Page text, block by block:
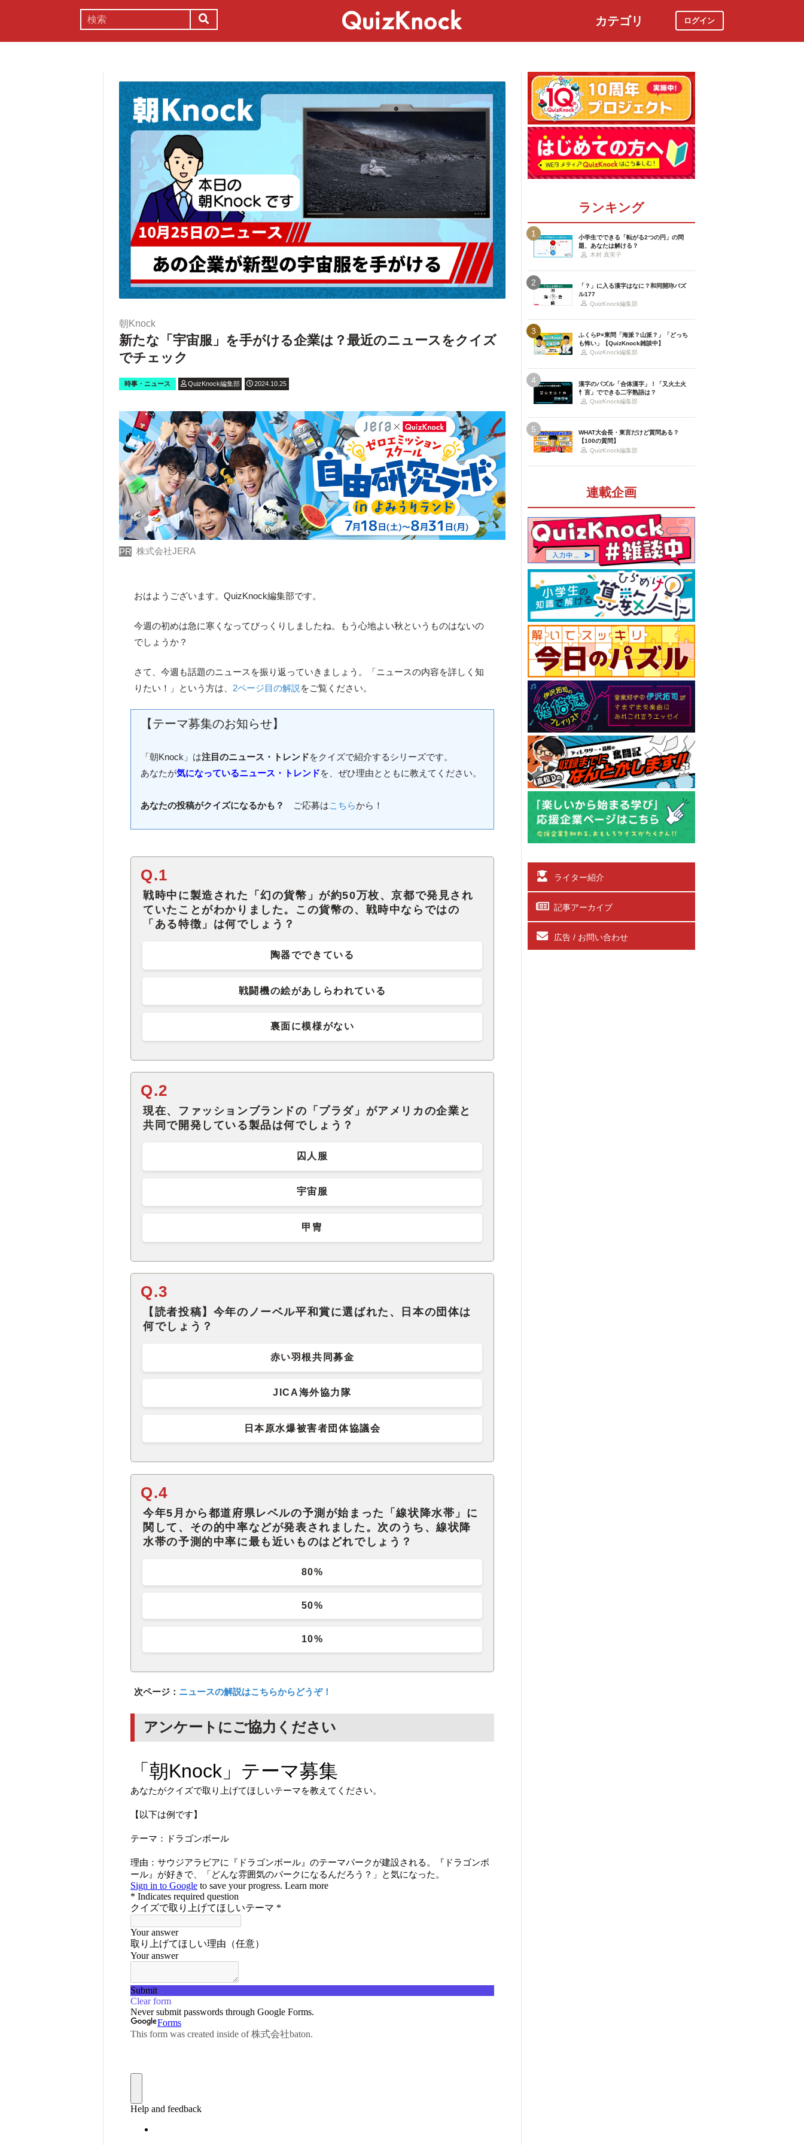
カテゴリ ログイン
朝Knock
新たな「宇宙服」を手がける企業は？最近のニュースをクイズ
でチェック
時事・ニュース QuizKnock編集部 2024.10.25
PR 株式会社JERA
おはようございます。QuizKnock編集部です。
今週の初めは急に寒くなってびっくりしましたね。もう心地よい秋というものはないの
でしょうか？
さて、今週も話題のニュースを振り返っていきましょう。「ニュースの内容を詳しく知
りたい！」という方は、 2ページ目の解説 をご覧ください。
【テーマ募集のお知らせ】
「朝Knock」は注目のニュース・トレンドをクイズで紹介するシリーズです。
あなたが気になっているニュース・トレンドを、ぜひ理由とともに教えてください。
あなたの投稿がクイズになるかも？ ご応募はこちらから！
Q.1
戦時中に製造された「幻の貨幣」が約50万枚、京都で発見され
ていたことがわかりました。この貨幣の、戦時中ならではの
「ある特徴」は何でしょう？
陶器でできている
戦闘機の絵があしらわれている
裏面に模様がない
Q.2
現在、ファッションブランドの「プラダ」がアメリカの企業と
共同で開発している製品は何でしょう？
囚人服
宇宙服
甲冑
Q.3
【読者投稿】今年のノーベル平和賞に選ばれた、日本の団体は
何でしょう？
赤い羽根共同募金
JICA海外協力隊
日本原水爆被害者団体協議会
Q.4
今年5月から都道府県レベルの予測が始まった「線状降水帯」に
関して、その的中率などが発表されました。次のうち、線状降
水帯の予測的中率に最も近いものはどれでしょう？
80%
50%
10%
次ページ： ニュースの解説はこちらからどうぞ！
アンケートにご協力ください
ランキング
1
小学生でできる「転がる2つの円」の問
題、あなたは解ける？
木村 真実子
2
「？」に入る漢字はなに？和同開珎パズ
ル177
QuizKnock編集部
3
ふくらP×東問「海派？山派？」「どっち
も怖い」【QuizKnock雑談中】
QuizKnock編集部
4
漢字のパズル「合体漢字」！「又火土火
忄言」でできる二字熟語は？
QuizKnock編集部
5
WHAT大会長・東言だけど質問ある？
【100の質問】
QuizKnock編集部
連載企画
ライター紹介
記事アーカイブ
広告 / お問い合わせ